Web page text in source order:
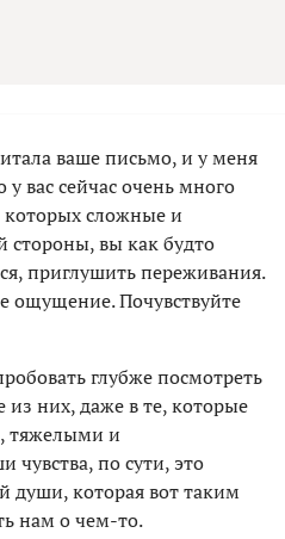
ваше письмо, и у меня
вас сейчас очень много
которых сложные и
стороны, вы как будто
приглушить переживания.
ощущение. Почувствуйте
глубже посмотреть
из них, даже в те, которые
тяжелыми и
по сути, это
души, которая вот таким
нам о чем-то.